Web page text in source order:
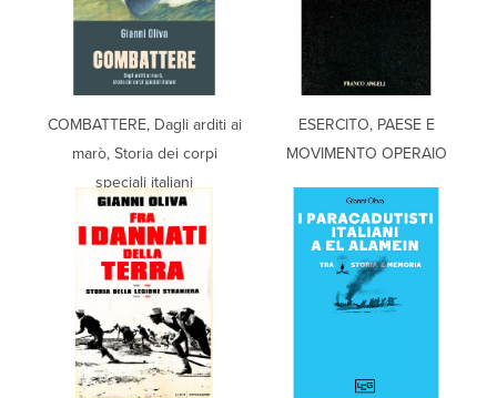
COMBATTERE, Dagli arditi ai
marò, Storia dei corpi
speciali italiani
ESERCITO, PAESE E
MOVIMENTO OPERAIO